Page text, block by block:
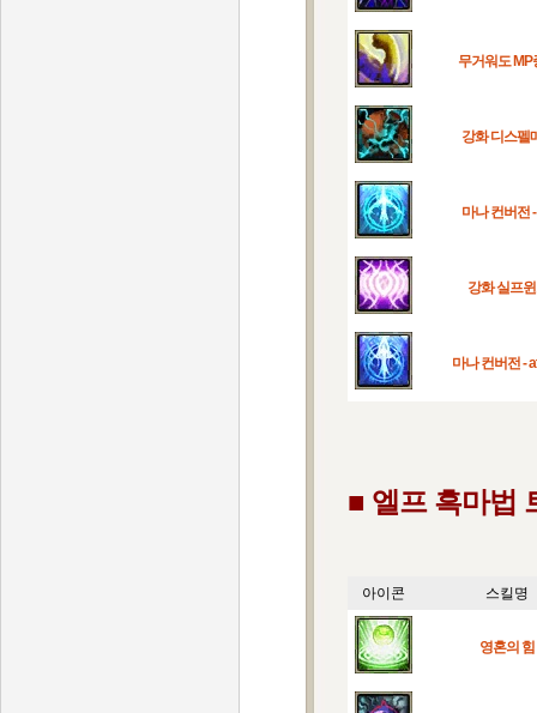
무거워도 MP
강화 디스펠
마나 컨버전
강화 실프
마나 컨버전 -
■ 엘프 흑마법
아이콘 스킬명
영혼의 힘